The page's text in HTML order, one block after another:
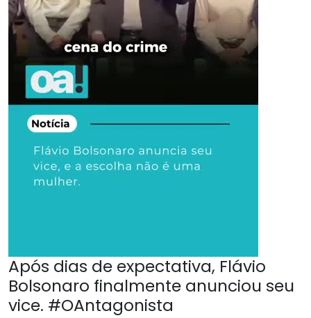
Após dias de expectativa, Flávio
Bolsonaro finalmente anunciou seu
vice. #OAntagonista